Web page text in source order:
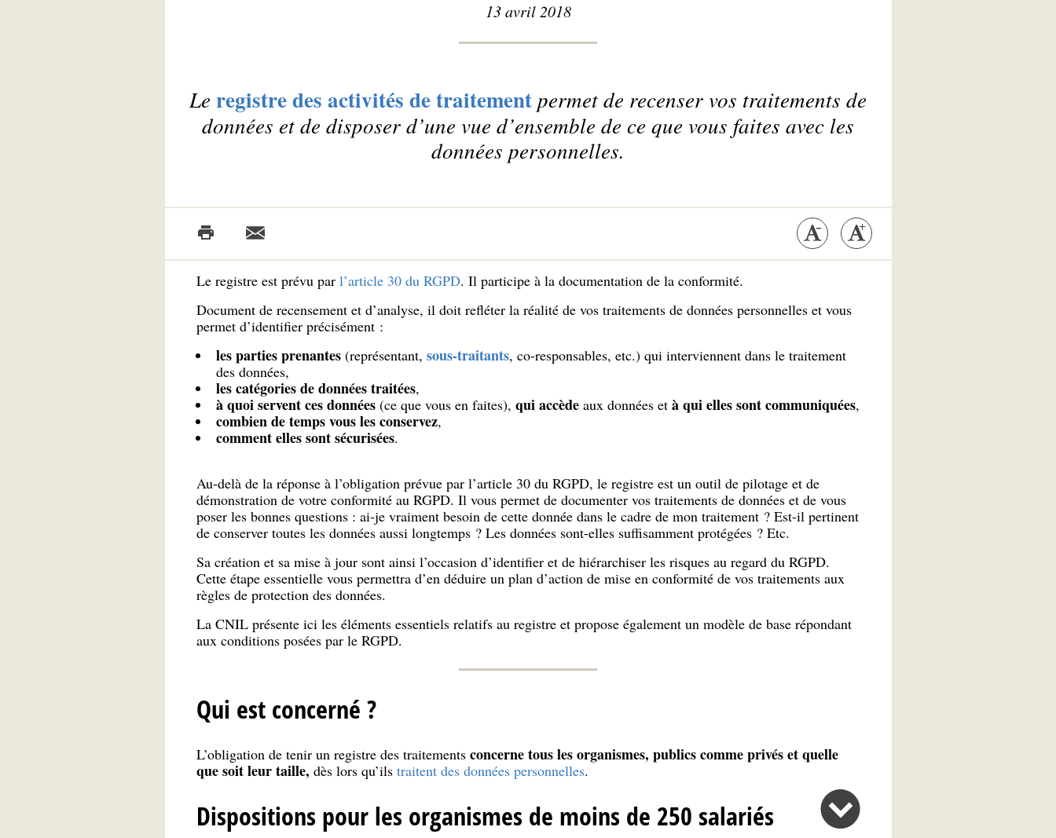
13 avril 2018
Le registre des activités de traitement permet de recenser vos traitements de
données et de disposer d’une vue d’ensemble de ce que vous faites avec les
données personnelles.
Le registre est prévu par l’article 30 du RGPD. Il participe à la documentation de la conformité.
Document de recensement et d’analyse, il doit refléter la réalité de vos traitements de données personnelles et vous
permet d’identifier précisément :
les parties prenantes(représentant, sous-traitants, co-responsables, etc.) qui interviennent dans le traitement
des données,
les catégories de données traitées,
à quoi servent ces données(ce que vous en faites), qui accèdeaux données et à qui elles sont communiquées,
combien de temps vous les conservez,
comment elles sont sécurisées.
Au-delà de la réponse à l’obligation prévue par l’article 30 du RGPD, le registre est un outil de pilotage et de
démonstration de votre conformité au RGPD. Il vous permet de documenter vos traitements de données et de vous
poser les bonnes questions : ai-je vraiment besoin de cette donnée dans le cadre de mon traitement ? Est-il pertinent
de conserver toutes les données aussi longtemps ? Les données sont-elles suffisamment protégées ? Etc.
Sa création et sa mise à jour sont ainsi l’occasion d’identifier et de hiérarchiser les risques au regard du RGPD.
Cette étape essentielle vous permettra d’en déduire un plan d’action de mise en conformité de vos traitements aux
règles de protection des données.
La CNIL présente ici les éléments essentiels relatifs au registre et propose également un modèle de base répondant
aux conditions posées par le RGPD.
Qui est concerné ?
L’obligation de tenir un registre des traitements concerne tous les organismes, publics comme privés et quelle
que soit leur taille, dès lors qu’ils traitent des données personnelles.
Dispositions pour les organismes de moins de 250 salariés